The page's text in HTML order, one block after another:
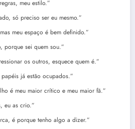
meu estilo.”
só preciso ser eu mesmo.”
meu espaço é bem definido.”
porque sei quem sou.”
os outros, esquece quem é.”
já estão ocupados.”
é meu maior crítico e meu maior fã.”
eu as crio.”
é porque tenho algo a dizer.”